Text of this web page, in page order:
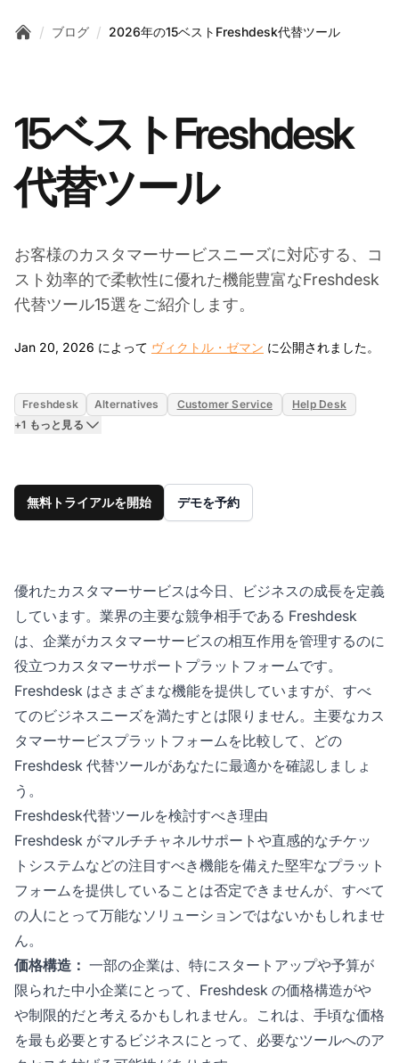
/ ブログ / 2026年の15ベストFreshdesk代替ツール
15ベストFreshdesk
代替ツール
お客様のカスタマーサービスニーズに対応する、コ
スト効率的で柔軟性に優れた機能豊富なFreshdesk
代替ツール15選をご紹介します。
Jan 20, 2026 によって ヴィクトル・ゼマン に公開されました。
Freshdesk Alternatives Customer Service
Help Desk
+1 もっと見る
無料トライアルを開始 デモを予約
優れたカスタマーサービスは今日、ビジネスの成長を定義
しています。業界の主要な競争相手である Freshdesk
は、企業がカスタマーサービスの相互作用を管理するのに
役立つカスタマーサポートプラットフォームです。
Freshdesk はさまざまな機能を提供していますが、すべ
てのビジネスニーズを満たすとは限りません。主要なカス
タマーサービスプラットフォームを比較して、どの
Freshdesk 代替ツールがあなたに最適かを確認しましょ
う。
Freshdesk代替ツールを検討すべき理由
Freshdesk がマルチチャネルサポートや直感的なチケッ
トシステムなどの注目すべき機能を備えた堅牢なプラット
フォームを提供していることは否定できませんが、すべて
の人にとって万能なソリューションではないかもしれませ
ん。
価格構造： 一部の企業は、特にスタートアップや予算が
限られた中小企業にとって、Freshdesk の価格構造がや
や制限的だと考えるかもしれません。これは、手頃な価格
を最も必要とするビジネスにとって、必要なツールへのア